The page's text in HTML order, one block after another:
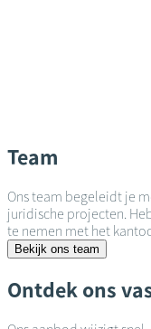
Team
Ons team begeleidt je
juridische projecten.
te nemen met het
Bekijk ons team
Ontdek ons